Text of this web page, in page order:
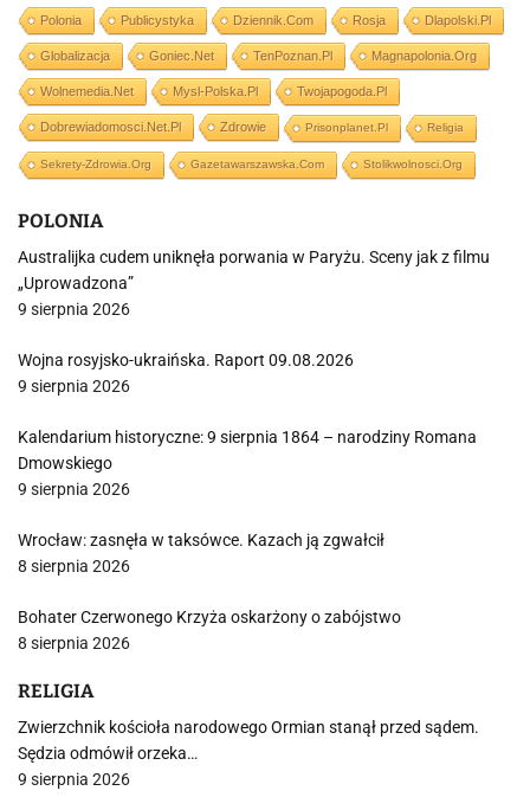
Polonia Publicystyka Dziennik.com Rosja Dlapolski.pl
Globalizacja Goniec.net TenPoznan.pl Magnapolonia.org
Wolnemedia.net Mysl-Polska.pl Twojapogoda.pl
Dobrewiadomosci.net.pl Zdrowie Prisonplanet.pl Religia
Sekrety-Zdrowia.org Gazetawarszawska.com Stolikwolnosci.org
POLONIA
Australijka cudem uniknęła porwania w Paryżu. Sceny jak z filmu
„Uprowadzona”
9 sierpnia 2026
Wojna rosyjsko-ukraińska. Raport 09.08.2026
9 sierpnia 2026
Kalendarium historyczne: 9 sierpnia 1864 – narodziny Romana
Dmowskiego
9 sierpnia 2026
Wrocław: zasnęła w taksówce. Kazach ją zgwałcił
8 sierpnia 2026
Bohater Czerwonego Krzyża oskarżony o zabójstwo
8 sierpnia 2026
RELIGIA
Zwierzchnik kościoła narodowego Ormian stanął przed sądem.
Sędzia odmówił orzeka…
9 sierpnia 2026